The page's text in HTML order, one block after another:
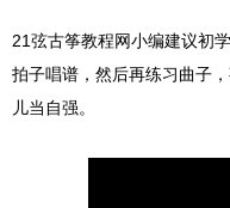
21弦古筝教程网小编建议初
拍子唱谱，然后再练习曲子
儿当自强。